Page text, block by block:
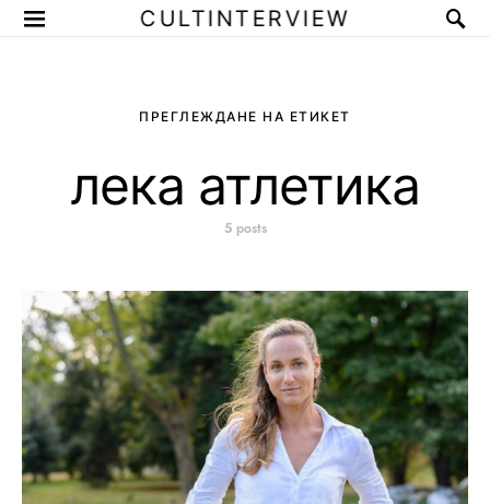
CULTINTERVIEW
ПРЕГЛЕЖДАНЕ НА ЕТИКЕТ
лека атлетика
5 posts